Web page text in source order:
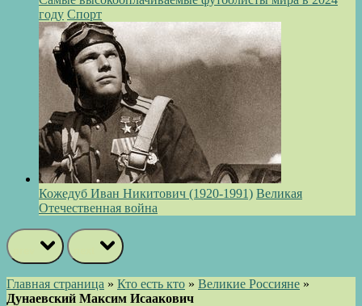
году Спорт
Кожедуб Иван Никитович (1920-1991) Великая
Отечественная война
Главная страница » Кто есть кто » Великие Россияне »
Дунаевский Максим Исаакович